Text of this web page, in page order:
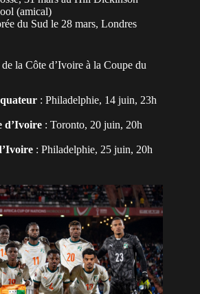
(amical)
du Sud le 28 mars, Londres
la Côte d’Ivoire à la Coupe du
: Philadelphie, 14 juin, 23h
d’Ivoire : Toronto, 20 juin, 20h
: Philadelphie, 25 juin, 20h